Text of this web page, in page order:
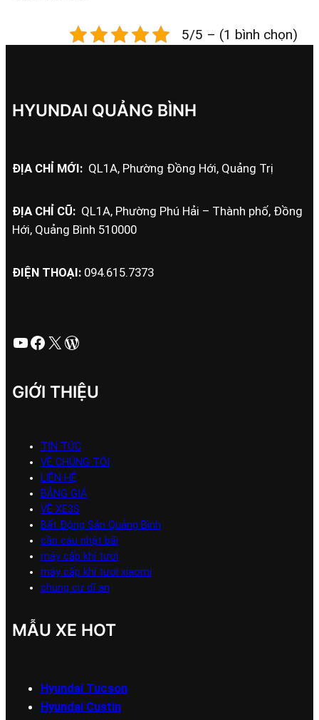
5/5 – (1 bình chọn)
HYUNDAI QUẢNG BÌNH
ĐỊA CHỈ MỚI:QL1A, Phường Đồng Hới, Quảng Trị
ĐỊA CHỈ CŨ:QL1A, Phường Phú Hải – Thành phố, Đồng
Hới, Quảng Bình 510000
ĐIỆN THOẠI:094.615.7373
Youtube Facebook X WordPress
GIỚI THIỆU
TIN TỨC
VỀ CHÚNG TÔI
LIÊN HỆ
BẢNG GIÁ
VỀ XE3S
Bất Động Sản Quảng Bình
cần câu nhật bãi
máy cấp khí tươi
máy cấp khí tươi xiaomi
chung cư dĩ an
MẪU XE HOT
Hyundai Tucson
Hyundai Custin